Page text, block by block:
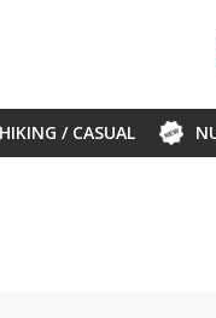
HIKING / CASUAL